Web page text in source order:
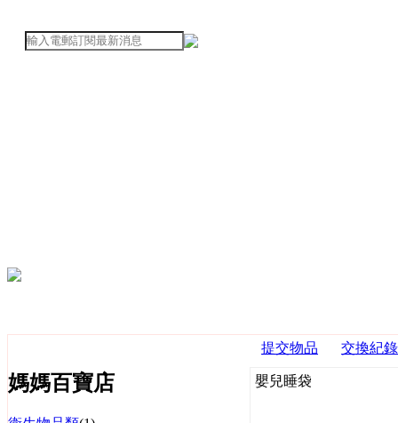
媽媽百寶店
提交物品 交換紀錄
嬰兒睡袋